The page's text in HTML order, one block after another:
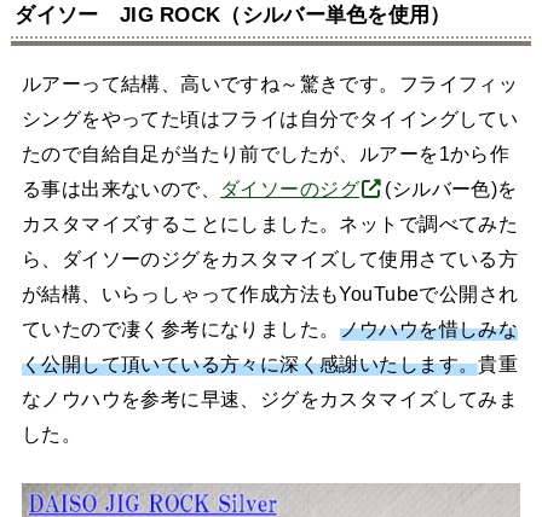
ダイソー JIG ROCK（シルバー単色を使用）
ルアーって結構、高いですね～驚きです。フライフィッ
シングをやってた頃はフライは自分でタイイングしてい
たので自給自足が当たり前でしたが、ルアーを1から作
る事は出来ないので、
ダイソーのジグ
(シルバー色)を
カスタマイズすることにしました。ネットで調べてみた
ら、ダイソーのジグをカスタマイズして使用さている方
が結構、いらっしゃって作成方法もYouTubeで公開され
ていたので凄く参考になりました。 ノウハウを惜しみな
く公開して頂いている方々に深く感謝いたします。貴重
なノウハウを参考に早速、ジグをカスタマイズしてみま
した。